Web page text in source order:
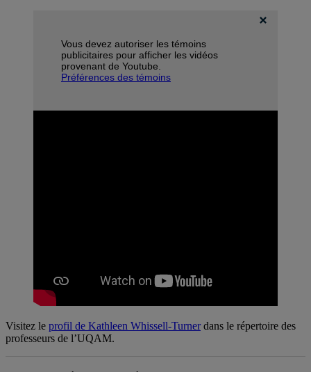
Vous devez autoriser les témoins
publicitaires pour afficher les vidéos
provenant de Youtube.
Préférences des témoins
Visitez le profil de Kathleen Whissell-Turnerdans le répertoire des
professeurs de l’UQAM.